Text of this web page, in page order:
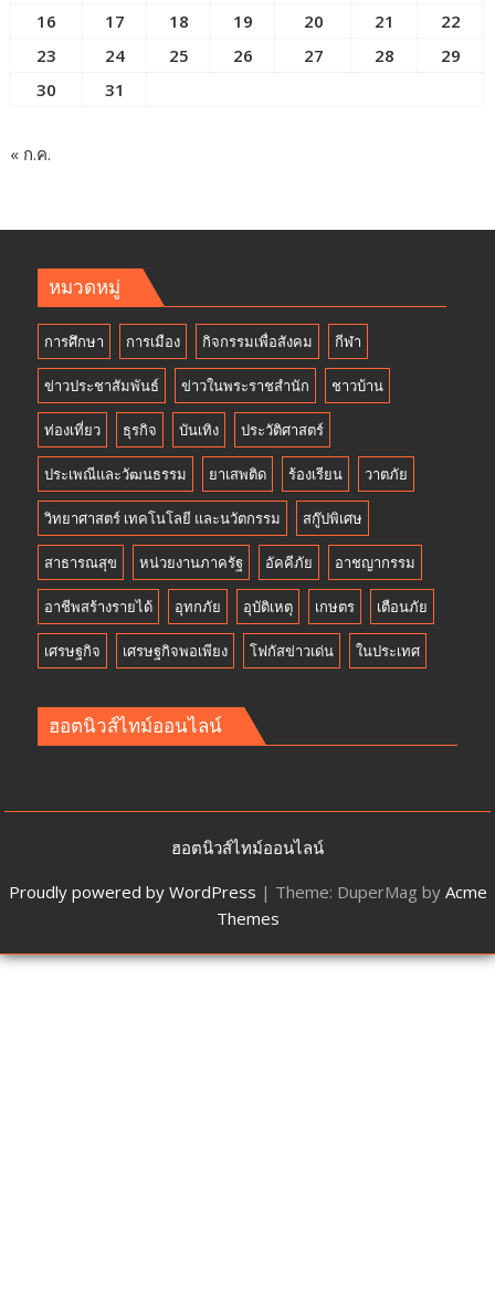
16
17 18 19 20 21
22
23
24 25 26 27 28
29
30
31
« ก.ค.
หมวดหมู่
การศึกษา การเมือง กิจกรรมเพื่อสังคม กีฬา
ข่าวประชาสัมพันธ์ ข่าวในพระราชสำนัก ชาวบ้าน
ท่องเที่ยว ธุรกิจ บันเทิง ประวัติศาสตร์
ประเพณีและวัฒนธรรม ยาเสพติด ร้องเรียน วาตภัย
วิทยาศาสตร์ เทคโนโลยี และนวัตกรรม สกู๊ปพิเศษ
สาธารณสุข หน่วยงานภาครัฐ อัคคีภัย อาชญากรรม
อาชีพสร้างรายได้ อุทกภัย อุบัติเหตุ เกษตร เตือนภัย
เศรษฐกิจ เศรษฐกิจพอเพียง โฟกัสข่าวเด่น ในประเทศ
ฮอตนิวส์ไทม์ออนไลน์
ฮอตนิวส์ไทม์ออนไลน์
Proudly powered by WordPress | Theme: DuperMag by Acme
Themes